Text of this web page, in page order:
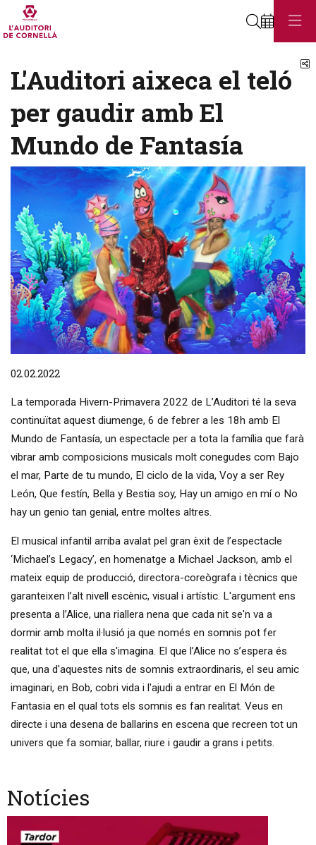
Cerca
L'Auditori aixeca el teló
per gaudir amb El
Mundo de Fantasía
02.02.2022
La temporada Hivern-Primavera 2022 de L’Auditori té la seva
continuïtat aquest diumenge, 6 de febrer a les 18h amb El
Mundo de Fantasía, un espectacle per a tota la família que farà
vibrar amb composicions musicals molt conegudes com Bajo
el mar, Parte de tu mundo, El ciclo de la vida, Voy a ser Rey
León, Que festín, Bella y Bestia soy, Hay un amigo en mí o No
hay un genio tan genial, entre moltes altres.
El musical infantil arriba avalat pel gran èxit de l’espectacle
‘Michael’s Legacy’, en homenatge a Michael Jackson, amb el
mateix equip de producció, directora-coreògrafa i tècnics que
garanteixen l’alt nivell escènic, visual i artístic. L'argument ens
presenta a l’Alice, una riallera nena que cada nit se'n va a
dormir amb molta il·lusió ja que només en somnis pot fer
realitat tot el que ella s'imagina. El que l’Alice no s’espera és
que, una d'aquestes nits de somnis extraordinaris, el seu amic
imaginari, en Bob, cobri vida i l'ajudi a entrar en El Món de
Fantasia en el qual tots els somnis es fan realitat. Veus en
directe i una desena de ballarins en escena que recreen tot un
univers que fa somiar, ballar, riure i gaudir a grans i petits.
Notícies